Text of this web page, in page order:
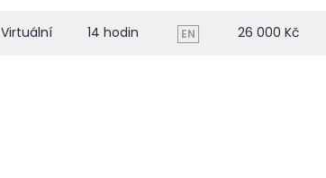
Virtuální 14 hodin EN 26 000 Kč